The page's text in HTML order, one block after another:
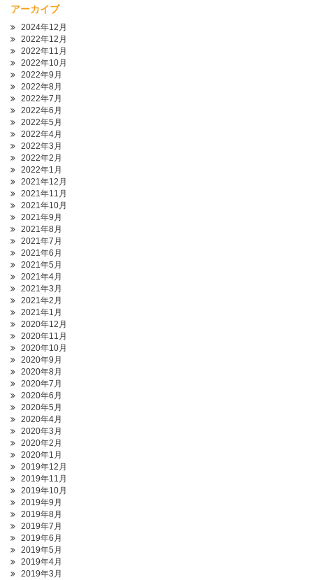
アーカイブ
2024年12月
2022年12月
2022年11月
2022年10月
2022年9月
2022年8月
2022年7月
2022年6月
2022年5月
2022年4月
2022年3月
2022年2月
2022年1月
2021年12月
2021年11月
2021年10月
2021年9月
2021年8月
2021年7月
2021年6月
2021年5月
2021年4月
2021年3月
2021年2月
2021年1月
2020年12月
2020年11月
2020年10月
2020年9月
2020年8月
2020年7月
2020年6月
2020年5月
2020年4月
2020年3月
2020年2月
2020年1月
2019年12月
2019年11月
2019年10月
2019年9月
2019年8月
2019年7月
2019年6月
2019年5月
2019年4月
2019年3月